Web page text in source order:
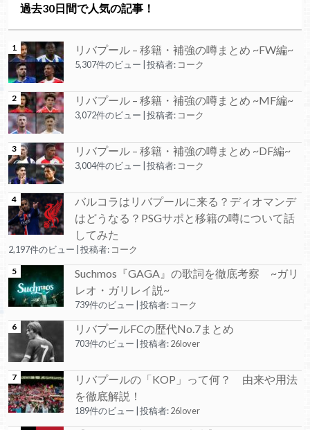
過去30日間で人気の記事！
リバプール – 移籍・補強の噂まとめ ~FW編~
5,307件のビュー 投稿者: コーク
リバプール – 移籍・補強の噂まとめ ~MF編~
3,072件のビュー 投稿者: コーク
リバプール – 移籍・補強の噂まとめ ~DF編~
3,004件のビュー 投稿者: コーク
バルコラはリバプールに来る？ディオマンデ
はどうなる？PSGサポと移籍の噂について話
してみた
2,197件のビュー 投稿者: コーク
Suchmos『GAGA』の歌詞を徹底考察 ~ガリ
レオ・ガリレイ説~
739件のビュー 投稿者: コーク
リバプールFCの歴代No.7まとめ
703件のビュー 投稿者:26lover
リバプールの「KOP」って何？ 由来や用法
を徹底解説！
189件のビュー 投稿者:26lover